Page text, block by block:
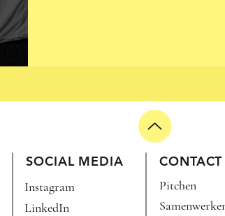
SOCIAL MEDIA CONTACT
Pitchen
Instagram
LinkedIn